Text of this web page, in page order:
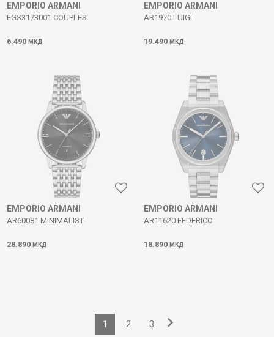
EMPORIO ARMANI
EGS3173001 COUPLES
6.490 МКД
EMPORIO ARMANI
AR1970 LUIGI
19.490 МКД
EMPORIO ARMANI
AR60081 MINIMALIST
28.890 МКД
EMPORIO ARMANI
AR11620 FEDERICO
18.890 МКД
1 2 3